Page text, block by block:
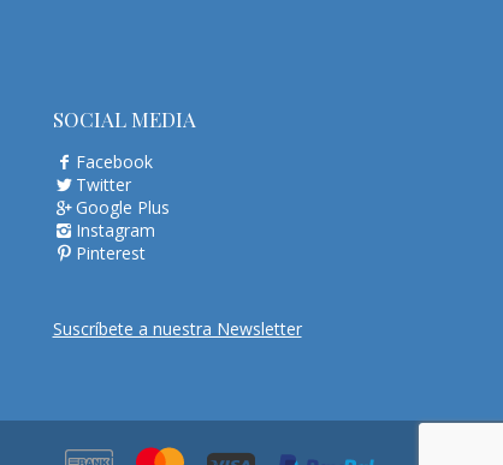
SOCIAL MEDIA
Facebook
Twitter
Google Plus
Instagram
Pinterest
Suscríbete a nuestra Newsletter